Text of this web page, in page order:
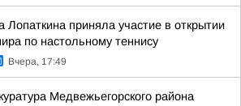
Лопаткина приняла участие в открытии
по настольному теннису
Вчера, 17:49
Медвежьегорского района